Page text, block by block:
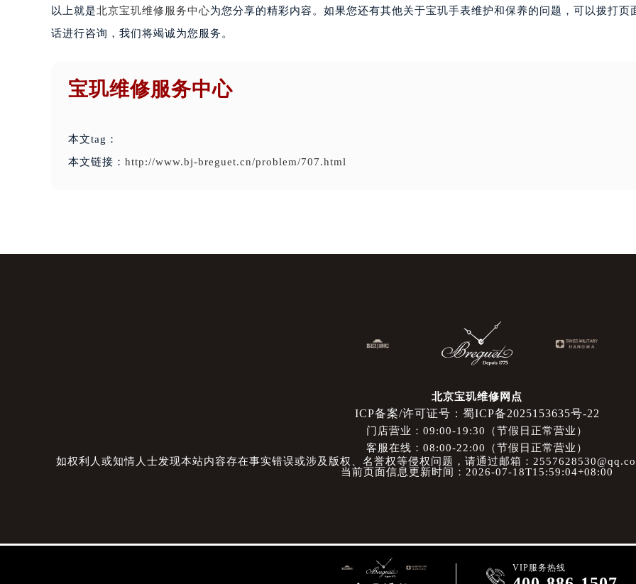
以上就是北京宝玑维修服务中心为您分享的精彩内容。如果您还有其他关于宝玑手表维护和保养的问题，可以拨打页
话进行咨询，我们将竭诚为您服务。
宝玑维修服务中心
本文tag：
本文链接： http://www.bj-breguet.cn/problem/707.html
北京宝玑维修网点
ICP备案/许可证号：蜀ICP备2025153635号-22
门店营业：09:00-19:30（节假日正常营业）
客服在线：08:00-22:00（节假日正常营业）
如权利人或知情人士发现本站内容存在事实错误或涉及版权、名誉权等侵权问题，请通过邮箱：
当前页面信息更新时间：2026-07-18T15:59:04+08:00
 VIP服务热线